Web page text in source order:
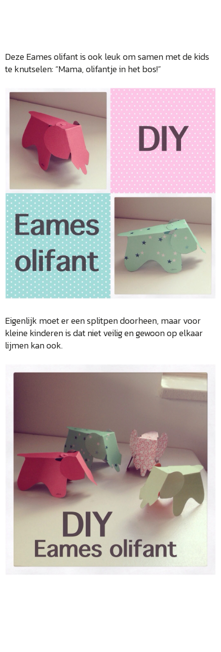
Deze Eames olifant is ook leuk om samen met de kids
te knutselen: “Mama, olifantje in het bos!”
Eigenlijk moet er een splitpen doorheen, maar voor
kleine kinderen is dat niet veilig en gewoon op elkaar
lijmen kan ook.